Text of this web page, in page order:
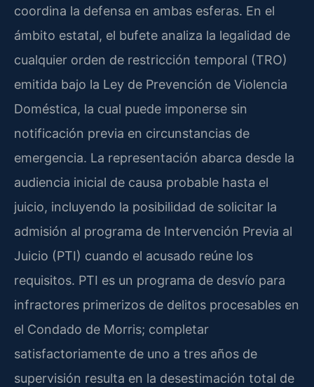
coordina la defensa en ambas esferas. En el
ámbito estatal, el bufete analiza la legalidad de
cualquier orden de restricción temporal (TRO)
emitida bajo la Ley de Prevención de Violencia
Doméstica, la cual puede imponerse sin
notificación previa en circunstancias de
emergencia. La representación abarca desde la
audiencia inicial de causa probable hasta el
juicio, incluyendo la posibilidad de solicitar la
admisión al programa de Intervención Previa al
Juicio (PTI) cuando el acusado reúne los
requisitos. PTI es un programa de desvío para
infractores primerizos de delitos procesables en
el Condado de Morris; completar
satisfactoriamente de uno a tres años de
supervisión resulta en la desestimación total de